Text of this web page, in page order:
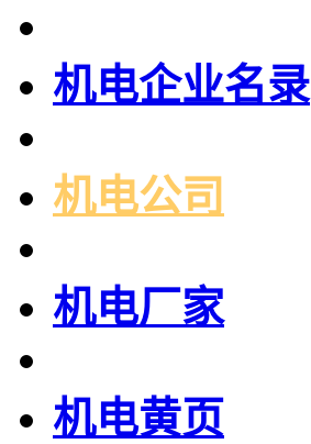
机电企业名录
机电公司
机电厂家
机电黄页